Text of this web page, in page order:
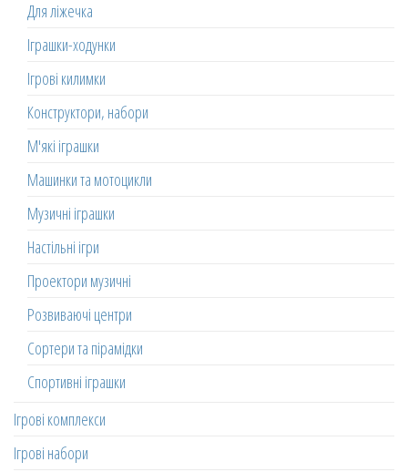
Для ліжечка
Іграшки-ходунки
Ігрові килимки
Конструктори, набори
М'які іграшки
Машинки та мотоцикли
Музичні іграшки
Настільні ігри
Проектори музичні
Розвиваючі центри
Сортери та пірамідки
Спортивні іграшки
Ігрові комплекси
Ігрові набори